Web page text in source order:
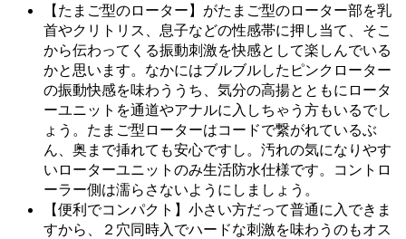
【たまご型のローター】がたまご型のローター部を乳
首やクリトリス、息子などの性感帯に押し当て、そこ
から伝わってくる振動刺激を快感として楽しんでいる
かと思います。なかにはブルブルしたピンクローター
の振動快感を味わううち、気分の高揚とともにロータ
ーユニットを通道やアナルに入しちゃう方もいるでし
ょう。たまご型ローターはコードで繋がれているぶ
ん、奥まで挿れても安心ですし。汚れの気になりやす
いローターユニットのみ生活防水仕様です。コントロ
ーラー側は濡らさないようにしましょう。
【便利でコンパクト】小さい方だって普通に入できま
すから、２穴同時入でハードな刺激を味わうのもオス